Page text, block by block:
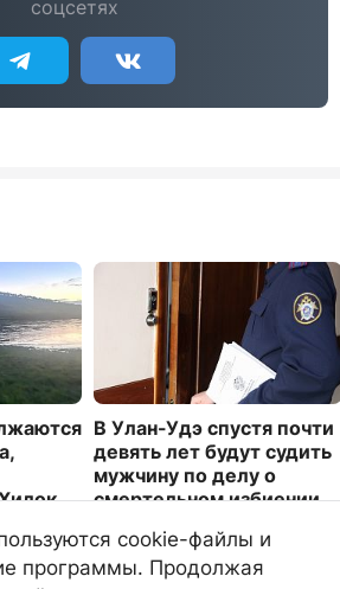
соцсетях
В Улан-Удэ спустя почти
девять лет будут судить
мужчину по делу о
смертельном избиении
3282
cookie-файлы и
программы. Продолжая